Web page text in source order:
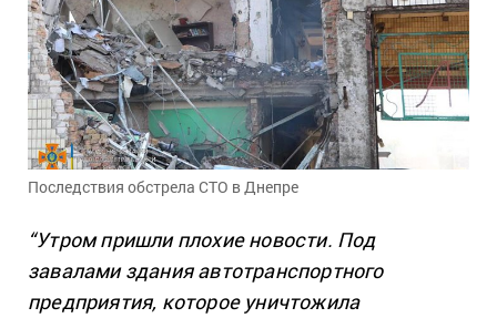
Последствия обстрела СТО в Днепре
“Утром пришли плохие новости. Под
завалами здания автотранспортного
предприятия, которое уничтожила